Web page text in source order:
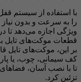
با استفاده از سیستم
را به سرعت و بدون
ویژگی اجازه می‌دهد تا
قطعات موکت‌های تایل
بر این، موکت‌های تایل
کف سیمانی، چوب، یا
تا با نصب آسان،
تزئین کرد.